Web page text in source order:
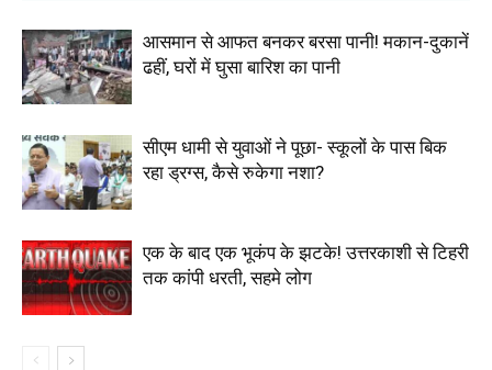
आसमान से आफत बनकर बरसा पानी! मकान-दुकानें
ढहीं, घरों में घुसा बारिश का पानी
सीएम धामी से युवाओं ने पूछा- स्कूलों के पास बिक
रहा ड्रग्स, कैसे रुकेगा नशा?
एक के बाद एक भूकंप के झटके! उत्तरकाशी से टिहरी
तक कांपी धरती, सहमे लोग